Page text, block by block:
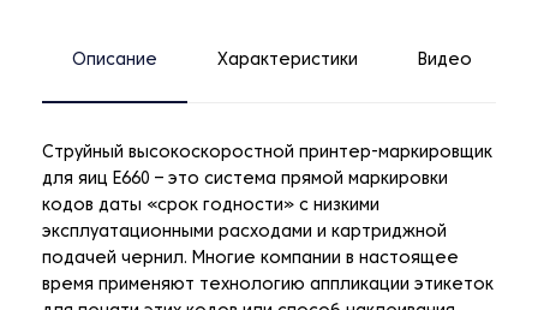
Описание Характеристики Видео
Струйный высокоскоростной принтер-маркировщик
для яиц E660 – это система прямой маркировки
кодов даты «срок годности» с низкими
эксплуатационными расходами и картриджной
подачей чернил. Многие компании в настоящее
время применяют технологию аппликации этикеток